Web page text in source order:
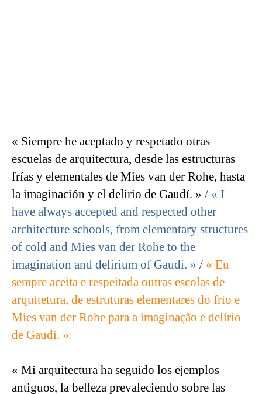
« Siempre he aceptado y respetado otras
escuelas de arquitectura, desde las estructuras
frías y elementales de Mies van der Rohe, hasta
la imaginación y el delirio de Gaudí. » / « I
have always accepted and respected other
architecture schools, from elementary structures
of cold and Mies van der Rohe to the
imagination and delirium of Gaudi. » / « Eu
sempre aceita e respeitada outras escolas de
arquitetura, de estruturas elementares do frio e
Mies van der Rohe para a imaginação e delírio
de Gaudi. »
« Mi arquitectura ha seguido los ejemplos
antiguos, la belleza prevaleciendo sobre las